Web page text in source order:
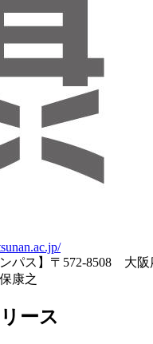
ンパス】〒572-8508 大
康之
ース